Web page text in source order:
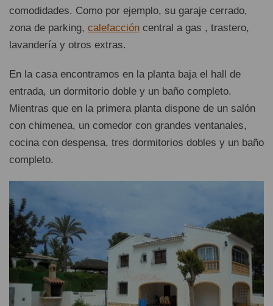
comodidades. Como por ejemplo, su garaje cerrado,
zona de parking, calefacción central a gas , trastero,
lavandería y otros extras.
En la casa encontramos en la planta baja el hall de
entrada, un dormitorio doble y un baño completo.
Mientras que en la primera planta dispone de un salón
con chimenea, un comedor con grandes ventanales,
cocina con despensa, tres dormitorios dobles y un baño
completo.